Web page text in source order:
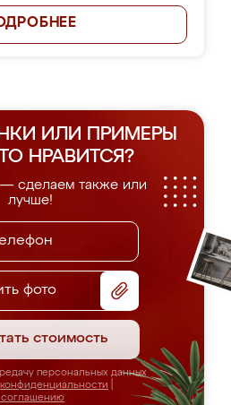
ИЛИ ПРИМЕРЫ
НРАВИТСЯ?
— сделаем также или
лучше!
фото
стоимость
персональных данных
соглашению